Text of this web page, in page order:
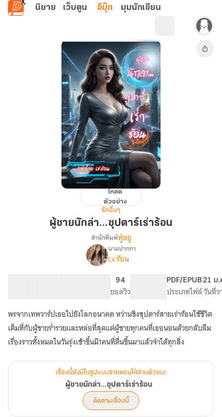
ข้ามไปยังเนื้อหาหลัก
นิยาย เว็บตูน อีบุ๊ก มุมนักเขียน
ผู้ชาย
ล่า...ซุป
โหลด
ตัวอย่าง
รักอื่นๆ
ผู้ชายนักล่า...ซุปตาร์เร่าร้อน
เรื่อง
ผู้ชาย
ล่า...ซุป
ตาร์
เร่าร้อน
สำนักพิมพ์ฟู่หยู
นามปากกา
Lv.ร้อน
94
ยอดวิว
PDF/EPUB
ประเภทไฟล์
21 ม
วันที่ว
พรจากเทพวาร์ปเธอไปยังโลกอนาคต หว่านชิงซุปตาร์สายเร่าร้อนใช้ชีวิต
เต็มที่กับผู้ชายร่ำรวยและหล่อที่สุดแต่ผู้ชายทุกคนที่เธอนอนด้วยกลับลืม
เรื่องราวทั้งหมดในวันรุ่งเช้าขึ้นมี1คนที่ตื่นขึ้นมาแล้วจำได้ทุกสิ่ง
เรื่องนี้ยังมีในรูปแบบรายตอนให้อ่านด้วยนะ
ผู้ชายนักล่า...ซุปตาร์เร่าร้อน
ติดตามเรื่องนี้